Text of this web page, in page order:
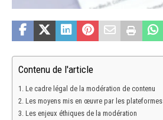
Contenu de l'article
Le cadre légal de la modération de contenu
Les moyens mis en œuvre par les plateformes
Les enjeux éthiques de la modération